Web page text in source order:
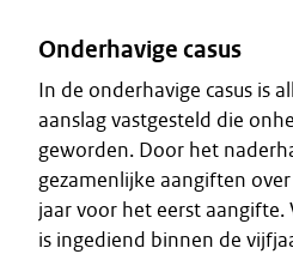
Onderhavige casus
In de onderhavige casus is
aanslag vastgesteld die
geworden. Door het
gezamenlijke aangiften
jaar voor het eerst aangifte.
is ingediend binnen de